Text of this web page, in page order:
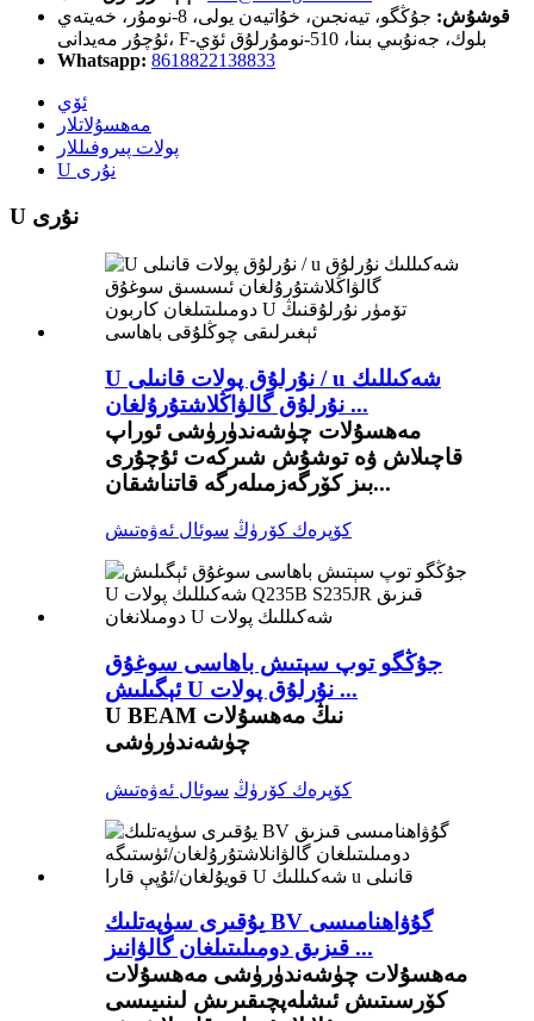
قوشۇش:
جۇڭگو، تيەنجىن، خۇاتيەن يولى، 8-نومۇر، خەيتەي
ئۇچۇر مەيدانى، F-بلوك، جەنۇبىي بىنا، 510-نومۇرلۇق ئۆي
Whatsapp: 8618822138833
ئۆي
مەھسۇلاتلار
پولات پىروفىللار
U نۇرى
U نۇرى
U نۇرلۇق پولات قانىلى / u شەكىللىك
نۇرلۇق گالۋاڭلاشتۇرۇلغان ...
مەھسۇلات چۈشەندۈرۈشى ئوراپ
قاچىلاش ۋە توشۇش شىركەت ئۇچۇرى
بىز كۆرگەزمىلەرگە قاتناشقان...
كۆپرەك كۆرۈڭ سوئال ئەۋەتىش
جۇڭگو توپ سېتىش باھاسى سوغۇق
ئېگىلىش U نۇرلۇق پولات ...
U BEAM نىڭ مەھسۇلات
چۈشەندۈرۈشى
كۆپرەك كۆرۈڭ سوئال ئەۋەتىش
يۇقىرى سۈپەتلىك BV گۇۋاھنامىسى
قىزىق دومىلىتىلغان گالۋانىز ...
مەھسۇلات چۈشەندۈرۈشى مەھسۇلات
كۆرسىتىش ئىشلەپچىقىرىش لىنىيىسى